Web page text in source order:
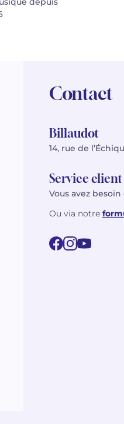
Contact
Billaudot
14, rue de
Service client
Vous avez
Ou via notre